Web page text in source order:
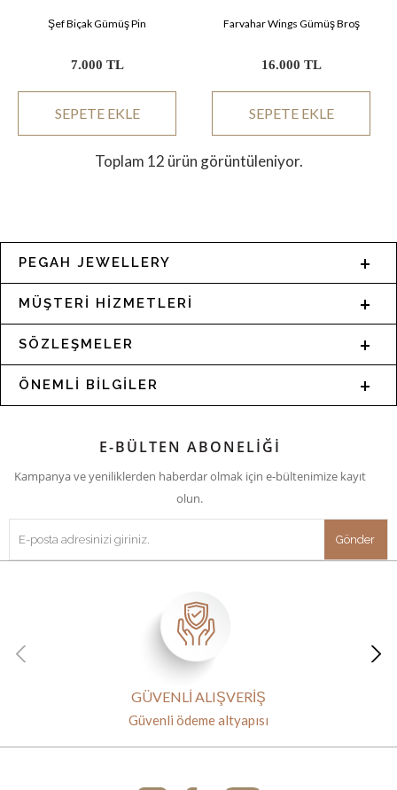
Şef Biçak Gümüş Pin
7.000 TL
SEPETE EKLE
Farvahar Wings Gümüş Broş
16.000 TL
SEPETE EKLE
Toplam 12 ürün görüntüleniyor.
PEGAH JEWELLERY
MÜŞTERİ HİZMETLERİ
SÖZLEŞMELER
ÖNEMLİ BİLGİLER
E-BÜLTEN ABONELİĞİ
Kampanya ve yeniliklerden haberdar olmak için e-bültenimize kayıt
olun.
GÜVENLİ ALIŞVERİŞ
Güvenli ödeme altyapısı